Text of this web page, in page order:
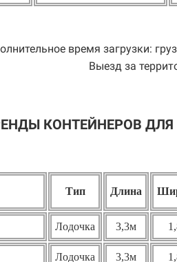
время загрузки:
Выезд за
КОНТЕЙНЕРОВ
Тип Длина
Лодочка 3,3м
Лодочка 3,3м